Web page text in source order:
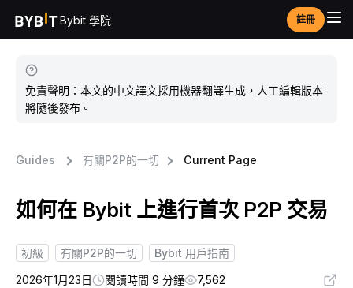
Bybit 學院 註冊
免責聲明：本文的中文譯文採用機器翻譯生成，人工編輯版本
將隨後發布。
Guides 有關P2P的一切 Current Page
如何在 Bybit 上進行首次 P2P 交易
初級 有關P2P的一切
Bybit 用戶指南
2026年1月23日
閱讀時間 9 分鐘 7,562